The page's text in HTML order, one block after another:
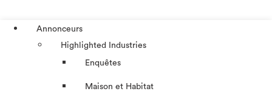
Annonceurs
Highlighted Industries
Enquêtes
Maison et Habitat